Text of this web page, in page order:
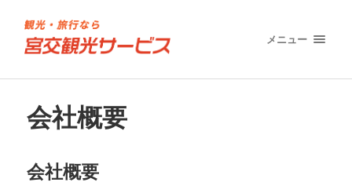
メニュー
会社概要
会社概要